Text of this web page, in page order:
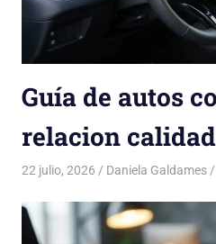
Guía de autos
relacion
22 julio, 2026 Daniela Galdames